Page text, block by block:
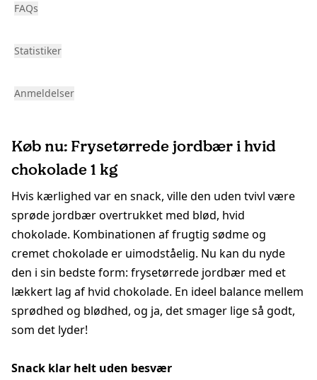
FAQs
Statistiker
Anmeldelser
Køb nu: Frysetørrede jordbær i hvid
chokolade 1 kg
Hvis kærlighed var en snack, ville den uden tvivl være
sprøde jordbær overtrukket med blød, hvid
chokolade. Kombinationen af frugtig sødme og
cremet chokolade er uimodståelig. Nu kan du nyde
den i sin bedste form: frysetørrede jordbær med et
lækkert lag af hvid chokolade. En ideel balance mellem
sprødhed og blødhed, og ja, det smager lige så godt,
som det lyder!
Snack klar helt uden besvær